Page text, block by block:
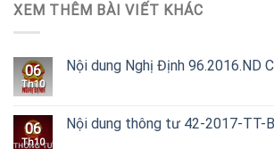
XEM THÊM BÀI VIẾT KHÁC
06
Th10
Nội dung Nghị Định 96.2016.ND
06
Th10
Nội dung thông tư 42-2017-TT-